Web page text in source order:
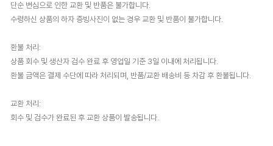
단순 변심으로 인한 교환 및 반품은 불가합니다.
수령하신 상품의 하자 증빙사진이 없는 경우 교환 및 반품이 불가합니다.
환불 처리:
상품 회수 및 생산자 검수 완료 후 영업일 기준 3일 이내에 처리됩니다.
환불 금액은 결제 수단에 따라 처리되며, 반품/교환 배송비 등 차감 후 환불됩니다.
교환 처리:
회수 및 검수가 완료된 후 교환 상품이 발송됩니다.